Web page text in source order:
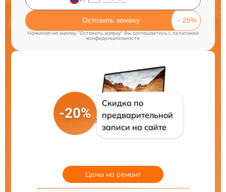
Оставить заявку
Нажимая на кнопку "Оставить заявку" Вы соглашаетесь cполитикой
конфиденциальности
-20%
Скидка по
предварительной
записи на сайте
Цены на ремонт